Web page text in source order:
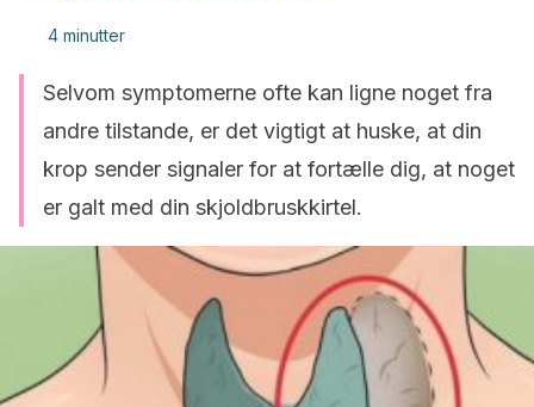
4 minutter
Selvom symptomerne ofte kan ligne noget fra
andre tilstande, er det vigtigt at huske, at din
krop sender signaler for at fortælle dig, at noget
er galt med din skjoldbruskkirtel.